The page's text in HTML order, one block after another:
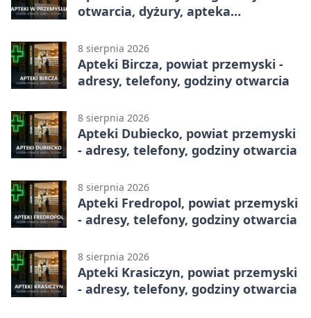
otwarcia, dyżury, apteka
8 sierpnia 2026
Apteki Bircza, powiat przemyski -
adresy, telefony, godziny otwarcia
8 sierpnia 2026
Apteki Dubiecko, powiat przemyski
- adresy, telefony, godziny otwarcia
8 sierpnia 2026
Apteki Fredropol, powiat przemyski
- adresy, telefony, godziny otwarcia
8 sierpnia 2026
Apteki Krasiczyn, powiat przemyski
- adresy, telefony, godziny otwarcia